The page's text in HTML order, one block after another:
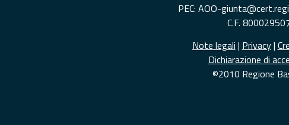
PEC: AOO-
C.F.
Note legali | Privacy|
Dichiarazione di
©2010 Regione